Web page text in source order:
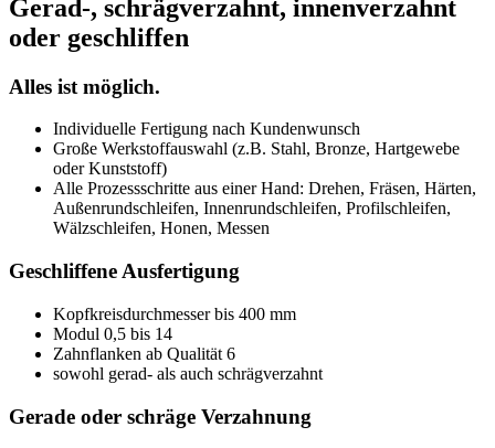
Gerad-, schrägverzahnt, innenverzahnt
oder geschliffen
Alles ist möglich.
Individuelle Fertigung nach Kundenwunsch
Große Werkstoffauswahl (z.B. Stahl, Bronze, Hartgewebe
oder Kunststoff)
Alle Prozessschritte aus einer Hand: Drehen, Fräsen, Härten,
Außenrundschleifen, Innenrundschleifen, Profilschleifen,
Wälzschleifen, Honen, Messen
Geschliffene Ausfertigung
Kopfkreisdurchmesser bis 400 mm
Modul 0,5 bis 14
Zahnflanken ab Qualität 6
sowohl gerad- als auch schrägverzahnt
Gerade oder schräge Verzahnung